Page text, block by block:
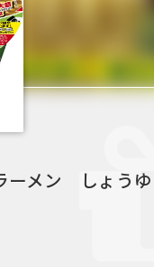
ーメン しょうゆ